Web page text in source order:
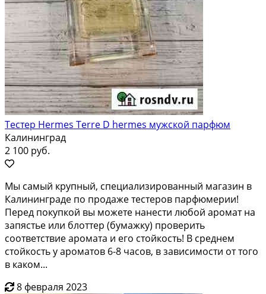
Тестер Hermes Terre D hermes мужской парфюм
Калининград
2 100 руб.
Мы самый крупный, специализированный магазин в
Калининграде по продаже тестеров парфюмерии!
Перед покупкой вы можете нанести любой аромат на
запястье или блоттер (бумажку) проверить
соответствие аромата и его стойкость! В среднем
стойкость у ароматов 6-8 часов, в зависимости от того
в каком...
8 февраля 2023